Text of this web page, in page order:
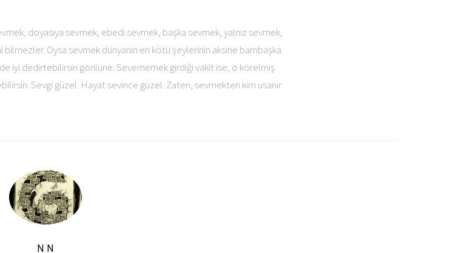
doyasıya sevmek, ebedi sevmek, başka sevmek, yalnız sevmek,
bilmezler. Oysa sevmek dünyanın en kötü şeylerinin aksine bambaşka
iyi dedirtebilirsin gönlüne. Sevememek girdiği vakit ise, o körelmiş
Sevgi güzel. Hayat sevince güzel. Zaten, sevmekten kim usanır
N N